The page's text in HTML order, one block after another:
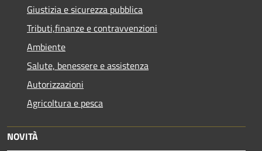
Giustizia e sicurezza pubblica
Tributi,finanze e contravvenzioni
Ambiente
Salute, benessere e assistenza
Autorizzazioni
Agricoltura e pesca
NOVITÀ